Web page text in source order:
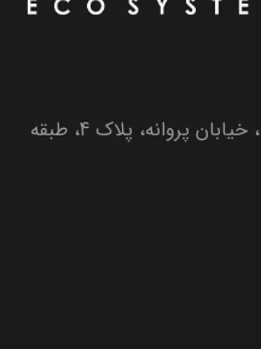
تهران، بزرگراه جلال آل احمد، خیابان پروانه، پلاک 4، طبقه